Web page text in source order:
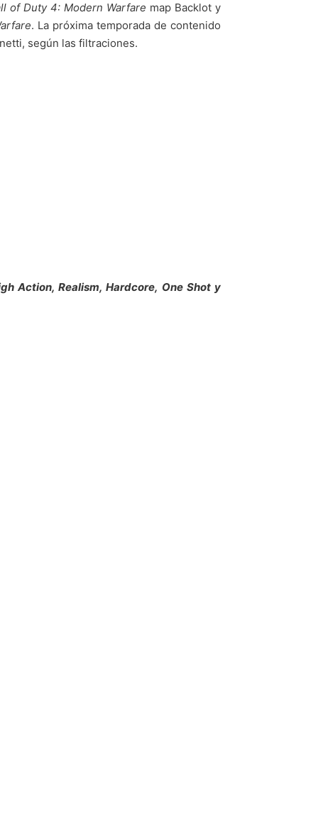
of Duty 4: Modern Warfare map Backlot y
. La próxima temporada de contenido
según las filtraciones.
Action, Realism, Hardcore, One Shot y